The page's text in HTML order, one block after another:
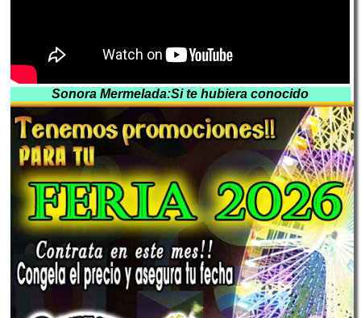
Sonora Mermelada:Si te hubiera conocido